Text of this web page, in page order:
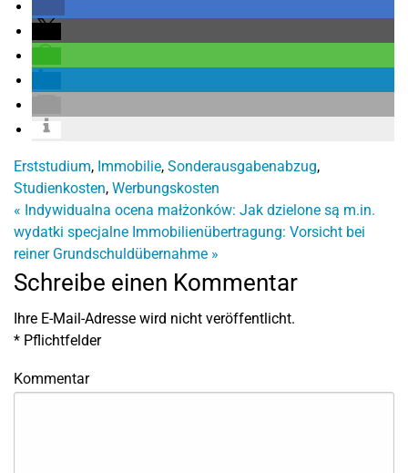
Erststudium, Immobilie, Sonderausgabenabzug,
Studienkosten, Werbungskosten
« Indywidualna ocena małżonków: Jak dzielone są m.in.
wydatki specjalne Immobilienübertragung: Vorsicht bei
reiner Grundschuldübernahme »
Schreibe einen Kommentar
Ihre E-Mail-Adresse wird nicht veröffentlicht.
* Pflichtfelder
Kommentar